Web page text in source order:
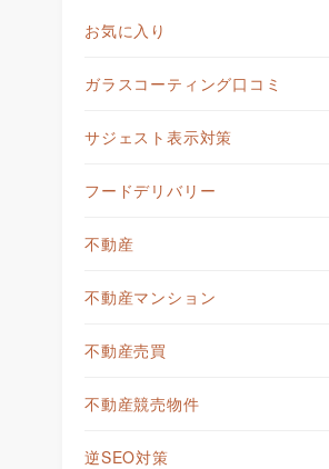
お気に入り
ガラスコーティング口コミ
サジェスト表示対策
フードデリバリー
不動産
不動産マンション
不動産売買
不動産競売物件
逆SEO対策